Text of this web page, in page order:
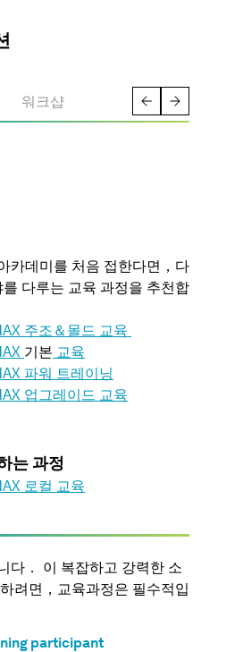
워크샵
카데미를 처음 접한다면，다
다루는 교육 과정을 추천합
주조＆몰드 교육
기본 교육
파워 트레이닝
업그레이드 교육
는 과정
로컬 교육
다． 이 복잡하고 강력한 소
려면，교육과정은 필수적입
participant